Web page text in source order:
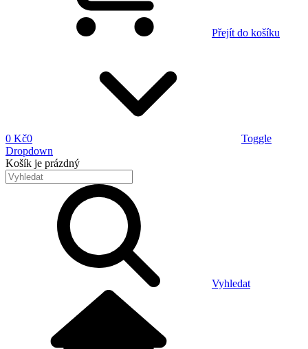
Přejít do košíku
0 Kč0
Toggle
Dropdown
Košík je prázdný
Vyhledat